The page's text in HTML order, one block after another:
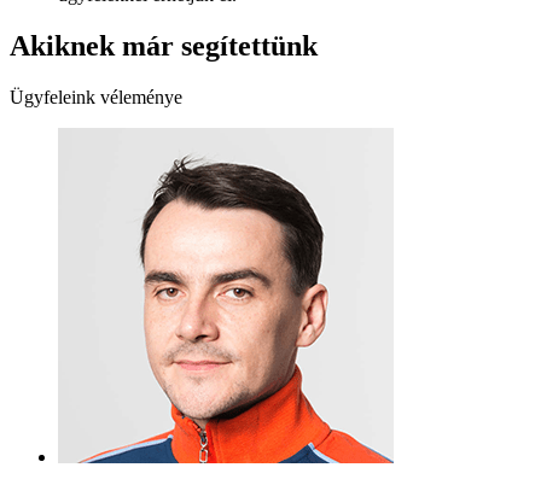
Akiknek már segítettünk
Ügyfeleink véleménye